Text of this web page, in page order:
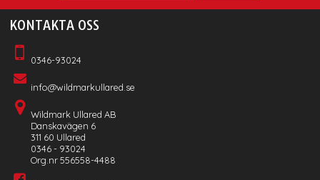
KONTAKTA OSS
0346-93024
info@wildmarkullared.se
Wildmark Ullared AB
Danskavägen 6
311 60 Ullared
0346 - 93024
Org.nr 556558-4488